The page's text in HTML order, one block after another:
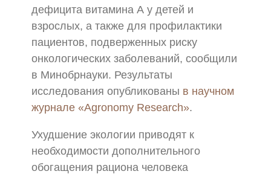
дефицита витамина А у детей и
взрослых, а также для профилактики
пациентов, подверженных риску
онкологических заболеваний, сообщили
в Минобрнауки. Результаты
исследования опубликованы в научном
журнале «Agronomy Research».
Ухудшение экологии приводят к
необходимости дополнительного
обогащения рациона человека